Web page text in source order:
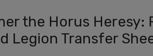
the Horus Heresy:
Legion Transfer